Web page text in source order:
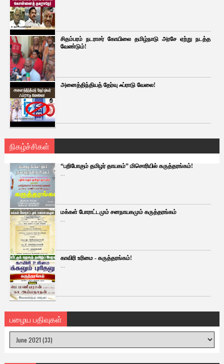
சிதம்பரம் நடராசர் கோயிலை தமிழ்நாடு அரசே ஏற்று நடத்த
வேண்டும்!
அனைத்திந்தியத் தேர்வு ஃப்ராடு வேலை!
நிகழ்ச்சிகள்
“பறிபோகும் தமிழர் தாயகம்” மிசொரியில் கருத்தரங்கம்!
...
மக்கள் போராட்டமும் சனநாயகமும் கருத்தரங்கம்
...
காவிரி உரிமை - கருத்தரங்கம்!
...
பழைய பதிவுகள்